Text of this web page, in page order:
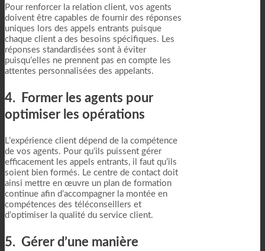
Pour renforcer la relation client, vos agents
doivent être capables de fournir des réponses
uniques lors des appels entrants puisque
chaque client a des besoins spécifiques. Les
réponses standardisées sont à éviter
puisqu’elles ne prennent pas en compte les
attentes personnalisées des appelants.
4. Former les agents pour
optimiser les opérations
L’expérience client dépend de la compétence
de vos agents. Pour qu’ils puissent gérer
efficacement les appels entrants, il faut qu’ils
soient bien formés. Le centre de contact doit
ainsi mettre en œuvre un plan de formation
continue afin d’accompagner la montée en
compétences des téléconseillers et
d’optimiser la qualité du service client.
5. Gérer d’une manière